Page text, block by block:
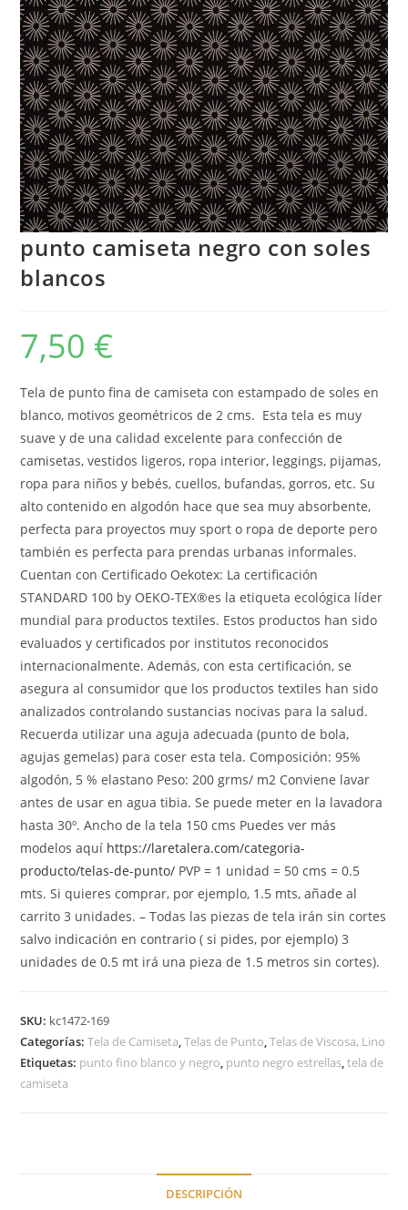
punto camiseta negro con soles
blancos
7,50 €
Tela de punto fina de camiseta con estampado de soles en
blanco, motivos geométricos de 2 cms. Esta tela es muy
suave y de una calidad excelente para confección de
camisetas, vestidos ligeros, ropa interior, leggings, pijamas,
ropa para niños y bebés, cuellos, bufandas, gorros, etc. Su
alto contenido en algodón hace que sea muy absorbente,
perfecta para proyectos muy sport o ropa de deporte pero
también es perfecta para prendas urbanas informales.
Cuentan con Certificado Oekotex: La certificación
STANDARD 100 by OEKO-TEX®es la etiqueta ecológica líder
mundial para productos textiles. Estos productos han sido
evaluados y certificados por institutos reconocidos
internacionalmente. Además, con esta certificación, se
asegura al consumidor que los productos textiles han sido
analizados controlando sustancias nocivas para la salud.
Recuerda utilizar una aguja adecuada (punto de bola,
agujas gemelas) para coser esta tela. Composición: 95%
algodón, 5 % elastano Peso: 200 grms/ m2 Conviene lavar
antes de usar en agua tibia. Se puede meter en la lavadora
hasta 30º. Ancho de la tela 150 cms Puedes ver más
modelos aquí https://laretalera.com/categoria-
producto/telas-de-punto/ PVP = 1 unidad = 50 cms = 0.5
mts. Si quieres comprar, por ejemplo, 1.5 mts, añade al
carrito 3 unidades. – Todas las piezas de tela irán sin cortes
salvo indicación en contrario ( si pides, por ejemplo) 3
unidades de 0.5 mt irá una pieza de 1.5 metros sin cortes).
SKU: kc1472-169
Categorías:Tela de Camiseta,Telas de Punto,Telas de Viscosa, Lino
Etiquetas: punto fino blanco y negro, punto negro estrellas,tela de
camiseta
DESCRIPCIÓN